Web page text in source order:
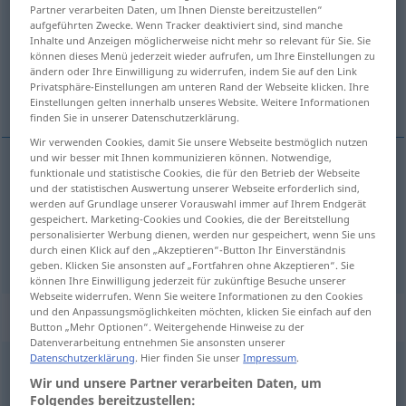
Übersicht aller Übersetzungen
(Für mehr Details die Übersetzung anklicken/antippen)
gegen Ende des Sommers
Beispiele
sulfinire dell’estate
gegen Endendes Sommers
„finire“: verbo transitivo
finire [fiˈniːre]v/t
Partner verarbeiten Daten, um Ihnen Dienste bereitzustellen“
aufgeführten Zwecke. Wenn Tracker deaktiviert sind, sind manche
Inhalte und Anzeigen möglicherweise nicht mehr so relevant für Sie. Sie
können dieses Menü jederzeit wieder aufrufen, um Ihre Einstellungen zu
ändern oder Ihre Einwilligung zu widerrufen, indem Sie auf den Link
Privatsphäre-Einstellungen am unteren Rand der Webseite klicken. Ihre
Einstellungen gelten innerhalb unseres Website. Weitere Informationen
finden Sie in unserer Datenschutzerklärung.
Wir verwenden Cookies, damit Sie unsere Webseite bestmöglich nutzen
und wir besser mit Ihnen kommunizieren können. Notwendige,
funktionale und statistische Cookies, die für den Betrieb der Webseite
und der statistischen Auswertung unserer Webseite erforderlich sind,
werden auf Grundlage unserer Vorauswahl immer auf Ihrem Endgerät
gespeichert. Marketing-Cookies und Cookies, die der Bereitstellung
personalisierter Werbung dienen, werden nur gespeichert, wenn Sie uns
durch einen Klick auf den „Akzeptieren“-Button Ihr Einverständnis
geben. Klicken Sie ansonsten auf „Fortfahren ohne Akzeptieren“. Sie
können Ihre Einwilligung jederzeit für zukünftige Besuche unserer
Webseite widerrufen. Wenn Sie weitere Informationen zu den Cookies
und den Anpassungsmöglichkeiten möchten, klicken Sie einfach auf den
Button „Mehr Optionen“. Weitergehende Hinweise zu der
Datenverarbeitung entnehmen Sie ansonsten unserer
Datenschutzerklärung. Hier finden Sie unserImpressum.
Wir und unsere Partner verarbeiten Daten, um
Folgendes bereitzustellen: